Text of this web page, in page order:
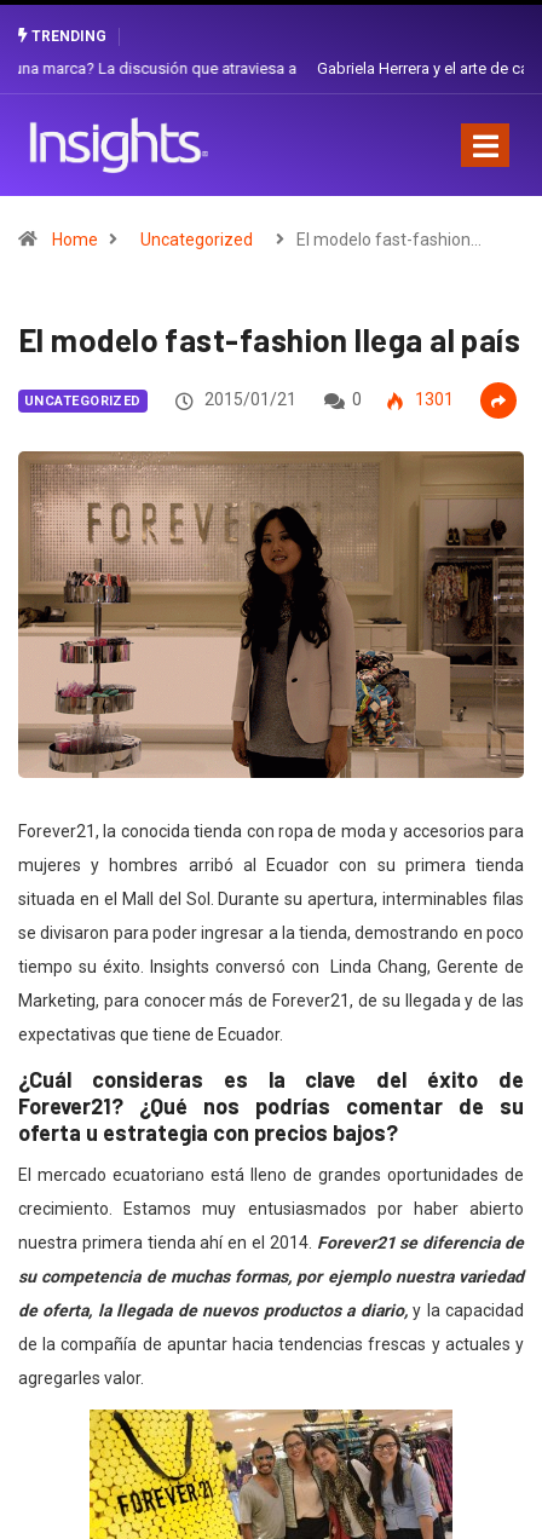
TRENDING
Gabriela Herrera y el arte de cambiarse el sombrero en Corporación
Home Uncategorized El modelo fast-fashion…
El modelo fast-fashion llega al país
UNCATEGORIZED 2015/01/21 0 1301
Forever21, la conocida tienda con ropa de moda y accesorios para
mujeres y hombres arribó al Ecuador con su primera tienda
situada en el Mall del Sol. Durante su apertura, interminables filas
se divisaron para poder ingresar a la tienda, demostrando en poco
tiempo su éxito. Insights conversó con Linda Chang, Gerente de
Marketing, para conocer más de Forever21, de su llegada y de las
expectativas que tiene de Ecuador.
¿Cuál consideras es la clave del éxito de
Forever21? ¿Qué nos podrías comentar de su
oferta u estrategia con precios bajos?
El mercado ecuatoriano está lleno de grandes oportunidades de
crecimiento. Estamos muy entusiasmados por haber abierto
nuestra primera tienda ahí en el 2014. Forever21 se diferencia de
su competencia de muchas formas, por ejemplo nuestra variedad
de oferta, la llegada de nuevos productos a diario,y la capacidad
de la compañía de apuntar hacia tendencias frescas y actuales y
agregarles valor.